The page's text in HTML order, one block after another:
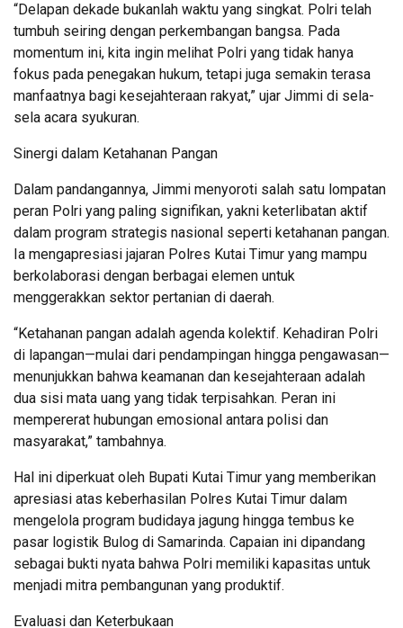
“Delapan dekade bukanlah waktu yang singkat. Polri telah
tumbuh seiring dengan perkembangan bangsa. Pada
momentum ini, kita ingin melihat Polri yang tidak hanya
fokus pada penegakan hukum, tetapi juga semakin terasa
manfaatnya bagi kesejahteraan rakyat,” ujar Jimmi di sela-
sela acara syukuran.
Sinergi dalam Ketahanan Pangan
Dalam pandangannya, Jimmi menyoroti salah satu lompatan
peran Polri yang paling signifikan, yakni keterlibatan aktif
dalam program strategis nasional seperti ketahanan pangan.
Ia mengapresiasi jajaran Polres Kutai Timur yang mampu
berkolaborasi dengan berbagai elemen untuk
menggerakkan sektor pertanian di daerah.
“Ketahanan pangan adalah agenda kolektif. Kehadiran Polri
di lapangan—mulai dari pendampingan hingga pengawasan—
menunjukkan bahwa keamanan dan kesejahteraan adalah
dua sisi mata uang yang tidak terpisahkan. Peran ini
mempererat hubungan emosional antara polisi dan
masyarakat,” tambahnya.
Hal ini diperkuat oleh Bupati Kutai Timur yang memberikan
apresiasi atas keberhasilan Polres Kutai Timur dalam
mengelola program budidaya jagung hingga tembus ke
pasar logistik Bulog di Samarinda. Capaian ini dipandang
sebagai bukti nyata bahwa Polri memiliki kapasitas untuk
menjadi mitra pembangunan yang produktif.
Evaluasi dan Keterbukaan